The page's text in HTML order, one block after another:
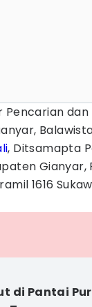
Pencarian
, Ditsamapta
Gianyar,
1616
di Pantai